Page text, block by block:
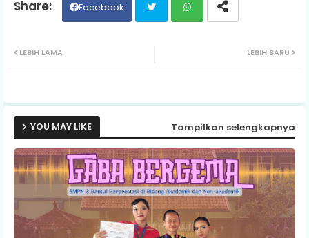
Facebook
ap
p
LEBIH BARU
LEBIH LAMA
YOU MAY LIKE Tampilkan selengkapnya